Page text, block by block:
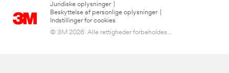
Juridiske oplysninger
Beskyttelse af personlige oplysninger
Indstillinger for cookies
© 3M 2026. Alle rettigheder forbeholdes...